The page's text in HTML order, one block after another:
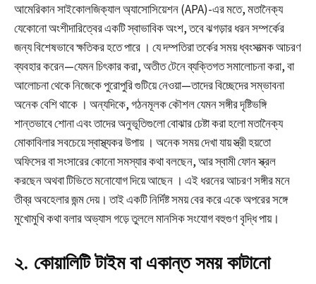
আমেরিকান সাইকোলজিক্যাল অ্যাসোসিয়েশন (APA)-এর মতে, মতানৈক্য
যেকোনো অংশীদারিত্বের একটি স্বাভাবিক অংশ, তবে ঝগড়ার ধরন সম্পর্কের
জন্য বিশেষভাবে ক্ষতিকর হতে পারে । যে দম্পতিরা তর্কের সময় ধ্বংসাত্মক আচরণ
ব্যবহার করেন—যেমন চিৎকার করা, অতীত টেনে ব্যক্তিগত সমালোচনা করা, বা
আলোচনা থেকে নিজেকে পুরোপুরি গুটিয়ে নেওয়া—তাদের বিচ্ছেদের সম্ভাবনা
অনেক বেশি থাকে । অন্যদিকে, গঠনমূলক কৌশল যেমন সঙ্গীর দৃষ্টিভঙ্গি
শান্তভাবে শোনা এবং তাদের অনুভূতিগুলো বোঝার চেষ্টা করা হলো মতানৈক্য
মোকাবিলার সবচেয়ে স্বাস্থ্যকর উপায় । অনেক সময় দেখা যায় স্ত্রী হয়তো
অফিসের বা সংসারের কোনো সমস্যার কথা বলছেন, আর স্বামী ফোন স্ক্রল
করছেন অথবা টিভিতে মনোযোগ দিয়ে আছেন । এই ধরনের আচরণ সঙ্গীর মনে
তীব্র অবহেলার জন্ম দেয়। তাই একটি নির্দিষ্ট সময় বের করে একে অপরের সঙ্গে
মুখোমুখি কথা বলার অভ্যাস গড়ে তুললে মানসিক সংযোগ বহুগুণ বৃদ্ধি পায়।
২. কোয়ালিটি টাইম বা একান্ত সময় কাটানো